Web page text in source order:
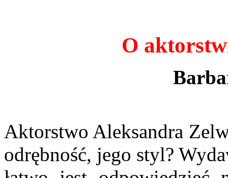
O
Aktorstwo Aleksandra
odrębność, jego styl?